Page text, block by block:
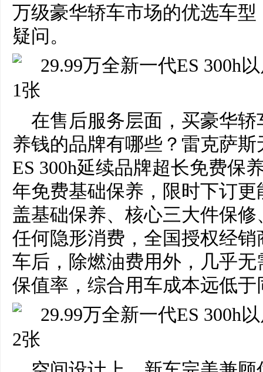
万级豪华轿车市场的优选车
疑问。
在售后服务层面，买豪华
养钱的品牌有哪些？雷克萨
ES 300h延续品牌超长免费保
年免费基础保养，限时下订
盖基础保养、核心三大件保
任何隐形消费，全国授权经
车后，除燃油费用外，几乎
保值率，综合用车成本远低于